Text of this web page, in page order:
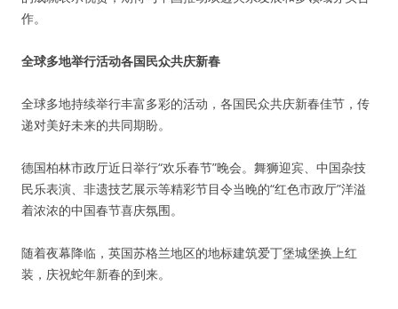
作。
全球多地举行活动各国民众共庆新春
全球多地持续举行丰富多彩的活动，各国民众共庆新春佳节，传
递对美好未来的共同期盼。
德国柏林市政厅近日举行“欢乐春节”晚会。舞狮迎宾、中国杂技
民乐表演、非遗技艺展示等精彩节目令当晚的“红色市政厅”洋溢
着浓浓的中国春节喜庆氛围。
随着夜幕降临，英国苏格兰地区的地标建筑爱丁堡城堡换上红
装，庆祝蛇年新春的到来。